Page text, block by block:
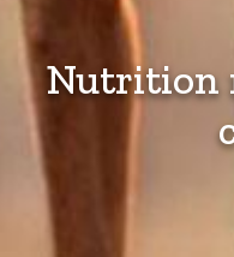
Nutrition